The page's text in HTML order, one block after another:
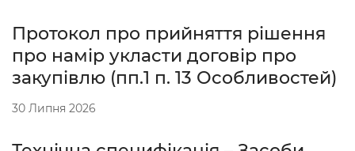
Протокол про прийняття рішення
про намір укласти договір про
закупівлю (пп.1 п. 13 Особливостей)
30 Липня 2026